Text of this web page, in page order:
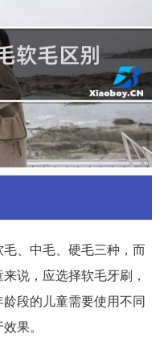
、中毛、硬毛三种，而
说，应选择软毛牙刷，
段的儿童需要使用不同
果。